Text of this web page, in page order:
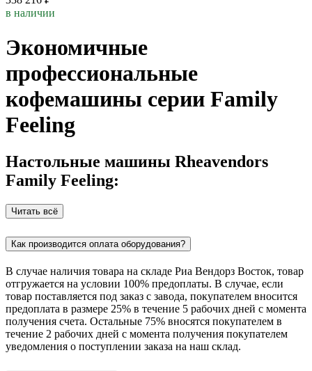
в наличии
Экономичные
профессиональные
кофемашины серии Family
Feeling
Настольные машины Rheavendors
Family Feeling:
Читать всё
Как производится оплата оборудования?
В случае наличия товара на складе Риа Вендорз Восток, товар
отгружается на условии 100% предоплаты. В случае, если
товар поставляется под заказ c завода, покупателем вносится
предоплата в размере 25% в течение 5 рабочих дней с момента
получения счета. Остальные 75% вносятся покупателем в
течение 2 рабочих дней с момента получения покупателем
уведомления о поступлении заказа на наш склад.